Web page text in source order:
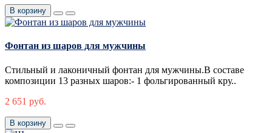
В корзину
Фонтан из шаров для мужчины
Стильный и лаконичный фонтан для мужчины.В составе
композиции 13 разных шаров:- 1 фольгированный кру..
2 651 руб.
В корзину